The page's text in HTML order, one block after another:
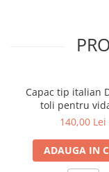
Capac tip italian
toli pentru
140,00 Lei
ADAUGA IN